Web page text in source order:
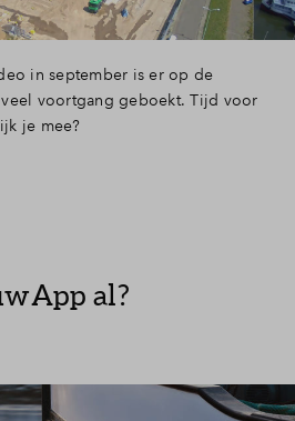
in september is er op de
voortgang geboekt. Tijd voor
je mee?
al?